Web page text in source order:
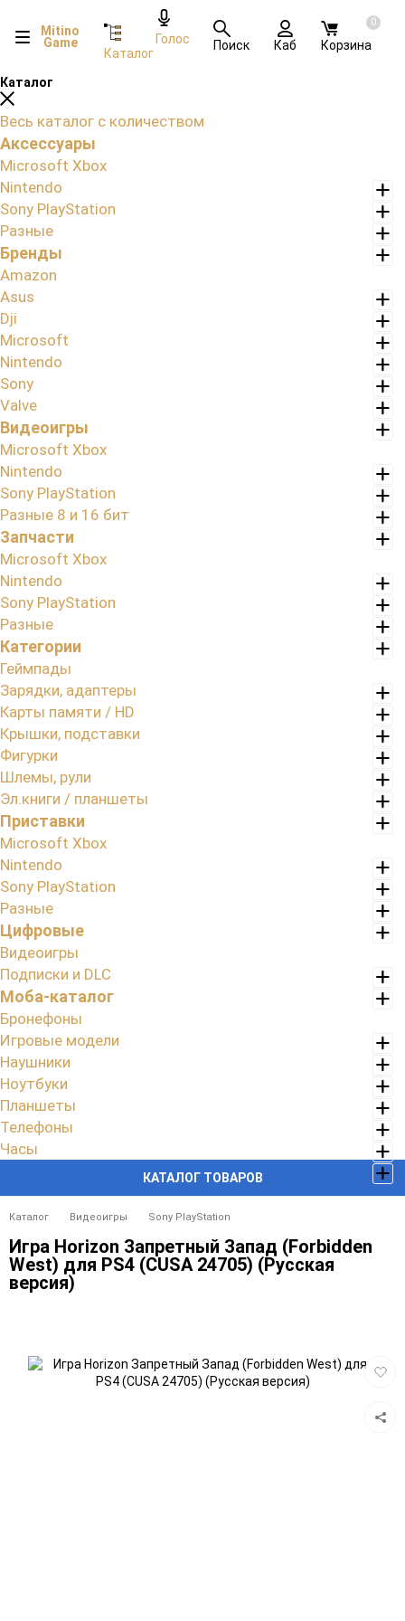
КАТАЛОГ ТОВАРОВ
Mitino
Game
Каталог
Голос Поиск Каб
0
Корзина
Каталог
Весь каталог с количеством
Аксессуары
Microsoft Xbox
Nintendo
Sony PlayStation
Разные
Бренды
Amazon
Asus
Dji
Microsoft
Nintendo
Sony
Valve
Видеоигры
Microsoft Xbox
Nintendo
Sony PlayStation
Разные 8 и 16 бит
Запчасти
Microsoft Xbox
Nintendo
Sony PlayStation
Разные
Категории
Геймпады
Зарядки, адаптеры
Карты памяти / HD
Крышки, подставки
Фигурки
Шлемы, рули
Эл.книги / планшеты
Приставки
Microsoft Xbox
Nintendo
Sony PlayStation
Разные
Цифровые
Видеоигры
Подписки и DLC
Моба-каталог
Бронефоны
Игровые модели
Наушники
Ноутбуки
Планшеты
Телефоны
Часы
Каталог Видеоигры Sony PlayStation
Игра Horizon Запретный Запад (Forbidden
West) для PS4 (CUSA 24705) (Русская
версия)